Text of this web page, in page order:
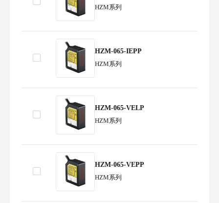
HZM系列
HZM-065-IEPP
HZM系列
HZM-065-VELP
HZM系列
HZM-065-VEPP
HZM系列